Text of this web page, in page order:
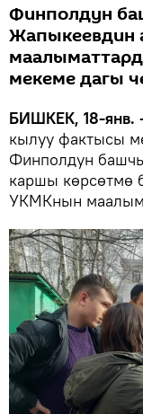
Финполдун
Жапыкеевдин
мекеме дагы
БИШКЕК, 18-янв.
кылуу фактысы
Финполдун
каршы көрсөтмө
УКМКнын